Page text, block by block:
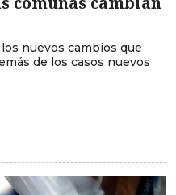
nuevos cambios que
de los casos nuevos